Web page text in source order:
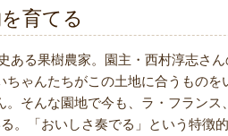
育てる
ある果樹農家。園主・西村淳志さ
ゃんたちがこの土地に合うものを
そんな園地で今も、ラ・フランス
。「おいしさ奏でる」という特徴